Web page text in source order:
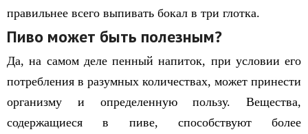
правильнее всего выпивать бокал в три глотка.
Пиво может быть полезным?
Да, на самом деле пенный напиток, при условии его
потребления в разумных количествах, может принести
организму и определенную пользу. Вещества,
содержащиеся в пиве, способствуют более